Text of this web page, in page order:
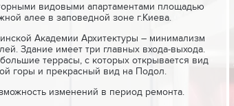
видовыми апартаментами площадью
алее в заповедной зоне г.Киева.
Академии Архитектуры – минимализм
Здание имеет три главных входа-выхода.
террасы, с которых открывается вид
горы и прекрасный вид на Подол.
изменений в период ремонта.